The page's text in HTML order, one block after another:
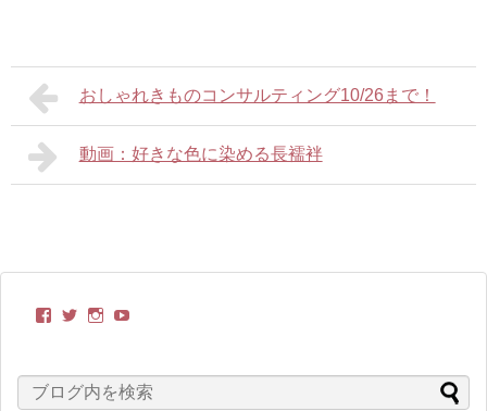
おしゃれきものコンサルティング10/26まで！
動画：好きな色に染める長襦袢
kimonobito
プ
ロ
itoyasuko
プ
ロ
kimonobito68
プ
ロ
の
プ